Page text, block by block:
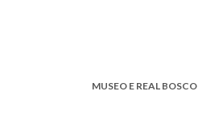
MUSEO E REAL BOSCO